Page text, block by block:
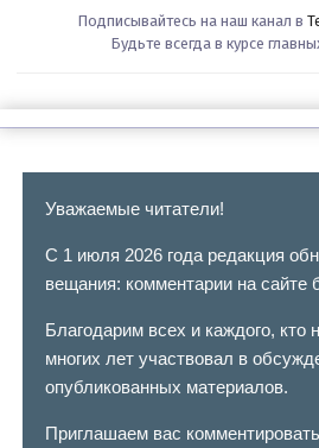
Подписывайтесь на наш канал в
Будьте всегда в курсе
Уважаемые читатели!
С 1 июля 2026 года редакция
вещания: комментарии на сайте
Благодарим всех и каждого, кто
многих лет участвовал в
опубликованных материалов.
Приглашаем вас